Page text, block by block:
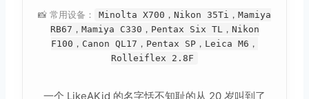
📸 常用设备：
Minolta X700，Nikon 35Ti，Mamiya
RB67，Mamiya C330，Pentax Six TL，Nikon
F100，Canon QL17，Pentax SP，Leica M6，
Rolleiflex 2.8F
一个 LikeAKid 的名字恬不知耻的从 20 岁叫到了